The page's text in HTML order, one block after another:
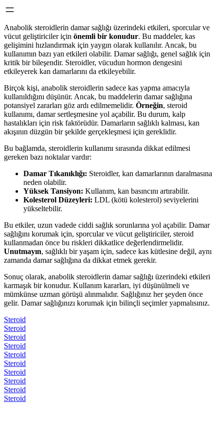
Anabolik steroidlerin damar sağlığı üzerindeki etkileri, sporcular ve
vücut geliştiriciler için önemli bir konudur. Bu maddeler, kas
gelişimini hızlandırmak için yaygın olarak kullanılır. Ancak, bu
kullanımın bazı yan etkileri olabilir. Damar sağlığı, genel sağlık için
kritik bir bileşendir. Steroidler, vücudun hormon dengesini
etkileyerek kan damarlarını da etkileyebilir.
Birçok kişi, anabolik steroidlerin sadece kas yapma amacıyla
kullanıldığını düşünür. Ancak, bu maddelerin damar sağlığına
potansiyel zararları göz ardı edilmemelidir. Örneğin, steroid
kullanımı, damar sertleşmesine yol açabilir. Bu durum, kalp
hastalıkları için risk faktörüdür. Damarların sağlıklı kalması, kan
akışının düzgün bir şekilde gerçekleşmesi için gereklidir.
Bu bağlamda, steroidlerin kullanımı sırasında dikkat edilmesi
gereken bazı noktalar vardır:
Damar Tıkanıklığı: Steroidler, kan damarlarının daralmasına
neden olabilir.
Yüksek Tansiyon: Kullanım, kan basıncını artırabilir.
Kolesterol Düzeyleri: LDL (kötü kolesterol) seviyelerini
yükseltebilir.
Bu etkiler, uzun vadede ciddi sağlık sorunlarına yol açabilir. Damar
sağlığını korumak için, sporcular ve vücut geliştiriciler, steroid
kullanmadan önce bu riskleri dikkatlice değerlendirmelidir.
Unutmayın, sağlıklı bir yaşam için, sadece kas kütlesine değil, aynı
zamanda damar sağlığına da dikkat etmek gerekir.
Sonuç olarak, anabolik steroidlerin damar sağlığı üzerindeki etkileri
karmaşık bir konudur. Kullanım kararları, iyi düşünülmeli ve
mümkünse uzman görüşü alınmalıdır. Sağlığınız her şeyden önce
gelir. Damar sağlığınızı korumak için bilinçli seçimler yapmalısınız.
Steroid
Steroid
Steroid
Steroid
Steroid
Steroid
Steroid
Steroid
Steroid
Steroid